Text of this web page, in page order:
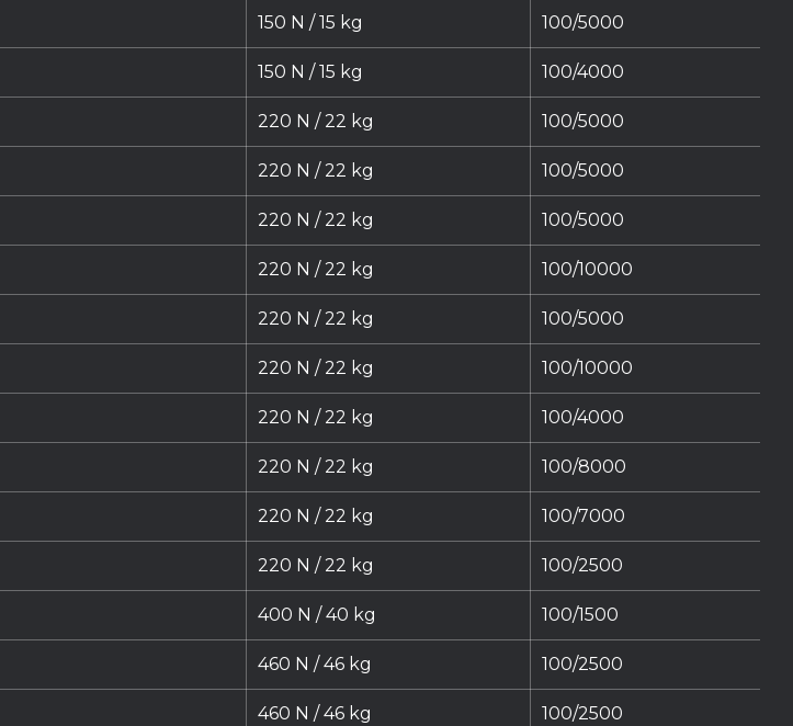
150 N / 15 kg 100/5000
150 N / 15 kg 100/4000
220 N / 22 kg 100/5000
220 N / 22 kg 100/5000
220 N / 22 kg 100/5000
220 N / 22 kg 100/10000
220 N / 22 kg 100/5000
220 N / 22 kg 100/10000
220 N / 22 kg 100/4000
220 N / 22 kg 100/8000
220 N / 22 kg 100/7000
220 N / 22 kg 100/2500
400 N / 40 kg 100/1500
460 N / 46 kg 100/2500
460 N / 46 kg 100/2500